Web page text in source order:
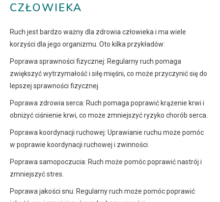
CZŁOWIEKA
Ruch jest bardzo ważny dla zdrowia człowieka i ma wiele
korzyści dla jego organizmu. Oto kilka przykładów:
Poprawa sprawności fizycznej: Regularny ruch pomaga
zwiększyć wytrzymałość i siłę mięśni, co może przyczynić się do
lepszej sprawności fizycznej.
Poprawa zdrowia serca: Ruch pomaga poprawić krążenie krwi i
obniżyć ciśnienie krwi, co może zmniejszyć ryzyko chorób serca.
Poprawa koordynacji ruchowej: Uprawianie ruchu może pomóc
w poprawie koordynacji ruchowej i zwinności.
Poprawa samopoczucia: Ruch może pomóc poprawić nastrój i
zmniejszyć stres.
Poprawa jakości snu: Regularny ruch może pomóc poprawić